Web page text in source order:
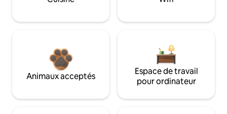
Animaux acceptés
Espace de travail
pour ordinateur